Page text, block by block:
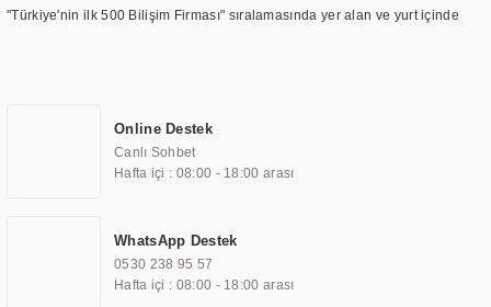
"Türkiye'nin ilk 500 Bilişim Firması" sıralamasında yer alan ve yurt içinde
TOCHI markası altında kendi ürettiği ürünlerde kullanmıştır. Günümüzde
TOCHI; videowall, digital signage, kiosk, totem, akıllı durak ekranı, araç içi
ekran, asansör ekranı, digital menüboard, marin ekran, medikal ekran,
ekranları, endüstriyel ekranlar, kapı önü bilgi ekranları, panel PC,
endüstriyel Panel PC, mini PC, endüstriyel mini PC ve akıllı bina sistemleri
gibi çözümleri 4.5" ile 110” boyutları arasında üretebilirken, ayrıca standart
Online Destek
Canlı Sohbet
Hafta içi : 08:00 - 18:00 arası
WhatsApp Destek
0530 238 95 57
Hafta içi : 08:00 - 18:00 arası